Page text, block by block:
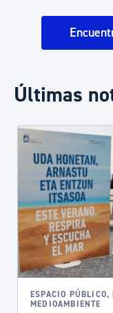
Últimas
ESPACIO PÚBLICO,
MEDIOAMBIENTE